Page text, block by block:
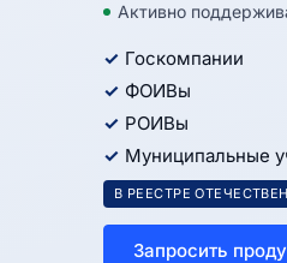
Активно
Госкомпании
ФОИВы
РОИВы
Муниципальные
В РЕЕСТРЕ
Запросить